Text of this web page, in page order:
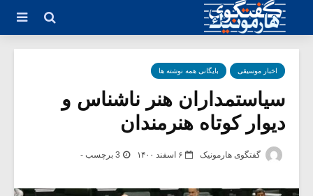
اخبار موسیقی بایگانی همه نوشته ها
سیاستمداران هنر ناشناس و
دیوار کوتاه هنرمندان
گفتگوی هارمونیک ۶ اسفند ۱۴۰۰ 3 برچسب -